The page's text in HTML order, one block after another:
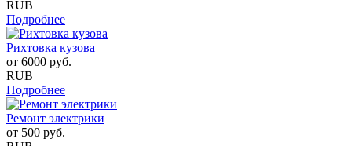
RUB
Подробнее
Рихтовка кузова
от 6000 руб.
RUB
Подробнее
Ремонт электрики
от 500 руб.